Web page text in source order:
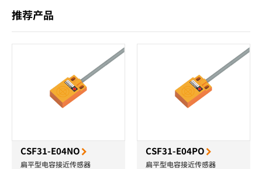
推荐产品
CSF31-E04NO
扁平型电容接近传感器
CSF31-E04PO
扁平型电容接近传感器